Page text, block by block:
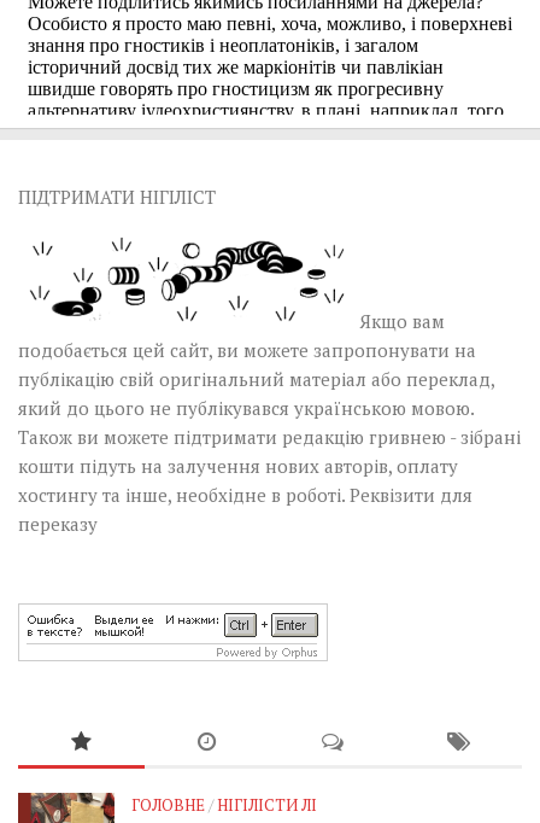
ПІДТРИМАТИ НІГІЛІСТ
Якщо вам
подобається цей сайт, ви можете запропонувати на
публікацію свій оригінальний матеріал або переклад,
який до цього не публікувався українською мовою.
Також ви можете підтримати редакцію гривнею - зібрані
кошти підуть на залучення нових авторів, оплату
хостингу та інше, необхідне в роботі. Реквізити для
переказу
ГОЛОВНЕ/НІГІЛІСТИ ЛІ